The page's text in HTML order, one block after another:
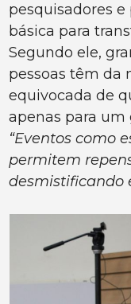
pesquisadores e
básica para
Segundo ele,
pessoas têm da
equivocada de
apenas para um
“Eventos como
permitem
desmistificando